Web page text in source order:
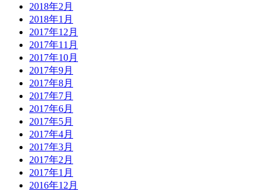
2018年2月
2018年1月
2017年12月
2017年11月
2017年10月
2017年9月
2017年8月
2017年7月
2017年6月
2017年5月
2017年4月
2017年3月
2017年2月
2017年1月
2016年12月